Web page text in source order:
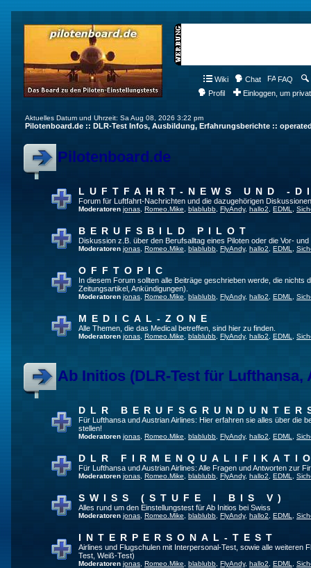
Wiki Chat FAQ
Profil
Einloggen, um
Aktuelles Datum und Uhrzeit: Sa Aug 08, 2026 3:22 pm
Pilotenboard.de :: DLR-Test Infos, Ausbildung, Erfahrungsberichte ::
Pilotenboard.de
LUFTFAHRT-NEWS UND -
Forum für Luftfahrt-Nachrichten und die dazugehörigen
Moderatoren jonas Romeo.Mike blablubb FlyAndy, hallo2 EDML
BERUFSBILD PILOT
Diskussion z.B. über den Berufsalltag eines Piloten oder die Vor-
Moderatoren jonas Romeo.Mike blablubb FlyAndy, hallo2 EDML
OFFTOPIC
In diesem Forum sollten alle Beiträge geschrieben werde, die
Zeitungsartikel, Ankündigungen).
Moderatoren jonas Romeo.Mike blablubb FlyAndy, hallo2 EDML
MEDICAL-ZONE
Alle Themen, die das Medical betreffen, sind hier zu finden.
Moderatoren jonas Romeo.Mike blablubb FlyAndy, hallo2 EDML
Ab Initios (DLR-Test für Lufthansa,
DLR
Für Lufthansa und Austrian Airlines: Hier erfahren sie alles über die
stellen!
Moderatoren jonas Romeo.Mike blablubb FlyAndy, hallo2 EDML
DLR
Für Lufthansa und Austrian Airlines: Alle Fragen und Antworten zur
Moderatoren jonas Romeo.Mike blablubb FlyAndy, hallo2 EDML
SWISS (STUFE I BIS V)
Alles rund um den Einstellungstest für Ab Initios bei Swiss
Moderatoren jonas Romeo.Mike blablubb FlyAndy, hallo2 EDML
INTERPERSONAL-TEST
Airlines und Flugschulen mit Interpersonal-Test, sowie alle weiteren
Test, Weiß-Test)
Moderatoren jonas Romeo.Mike blablubb FlyAndy, hallo2 EDML